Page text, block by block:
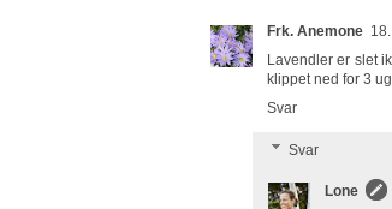
Frk. Anemone
Lavendler er slet
klippet ned for 3
Svar
Svar
Lone